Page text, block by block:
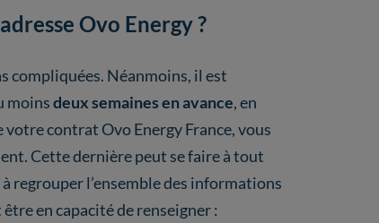
Ovo Energy ?
compliquées. Néanmoins, il est
moinsdeux semaines en avance, en
contrat Ovo Energy France, vous
Cette dernière peut se faire à tout
à regrouper l’ensemble des informations
en capacité de renseigner :